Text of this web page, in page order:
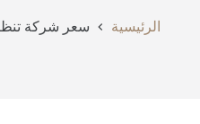
الرئيسية سعر شركة